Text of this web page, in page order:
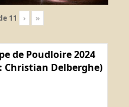
11 › »
de Poudloire 2024
Christian Delberghe)